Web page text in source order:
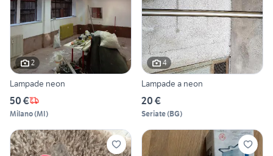
2
Lampade neon
50 €
Milano(MI)
4
Lampade a neon
20 €
Seriate(BG)